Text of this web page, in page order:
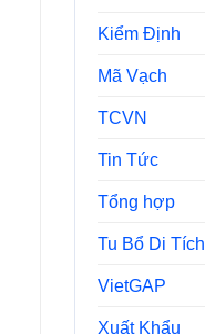
Kiểm Định
Mã Vạch
TCVN
Tin Tức
Tổng hợp
Tu Bổ Di Tích
VietGAP
Xuất Khẩu